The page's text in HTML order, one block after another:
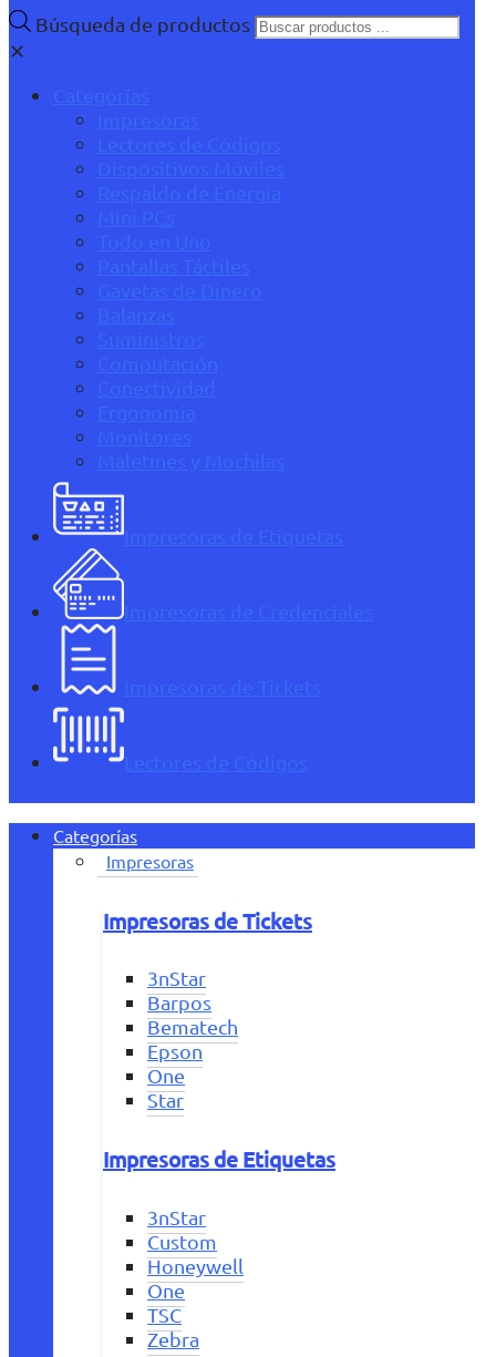
Búsqueda de productos
✕
Categorías
Impresoras
Lectores de Códigos
Dispositivos Móviles
Respaldo de Energía
Mini PCs
Todo en Uno
Pantallas Táctiles
Gavetas de Dinero
Balanzas
Suministros
Computación
Conectividad
Ergonomía
Monitores
Maletines y Mochilas
Impresoras de Etiquetas
Impresoras de Credenciales
Impresoras de Tickets
Lectores de Códigos
Categorías
Impresoras
Impresoras de Tickets
3nStar
Barpos
Bematech
Epson
One
Star
Impresoras de Etiquetas
3nStar
Custom
Honeywell
One
TSC
Zebra